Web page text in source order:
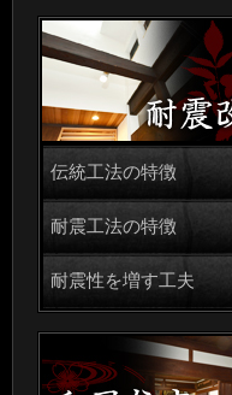
伝統工法の特徴
耐震工法の特徴
耐震性を増す工夫